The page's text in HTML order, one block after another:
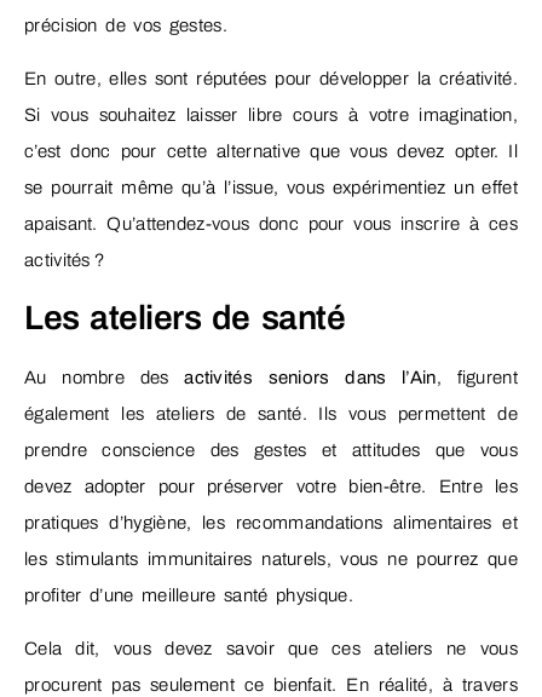
précision de vos gestes.
En outre, elles sont réputées pour développer la créativité.
Si vous souhaitez laisser libre cours à votre imagination,
c’est donc pour cette alternative que vous devez opter. Il
se pourrait même qu’à l’issue, vous expérimentiez un effet
apaisant. Qu’attendez-vous donc pour vous inscrire à ces
activités ?
Les ateliers de santé
Au nombre desactivités seniors dans l’Ain, figurent
également les ateliers de santé. Ils vous permettent de
prendre conscience des gestes et attitudes que vous
devez adopter pour préserver votre bien-être. Entre les
pratiques d’hygiène, les recommandations alimentaires et
les stimulants immunitaires naturels, vous ne pourrez que
profiter d’une meilleure santé physique.
Cela dit, vous devez savoir que ces ateliers ne vous
procurent pas seulement ce bienfait. En réalité, à travers